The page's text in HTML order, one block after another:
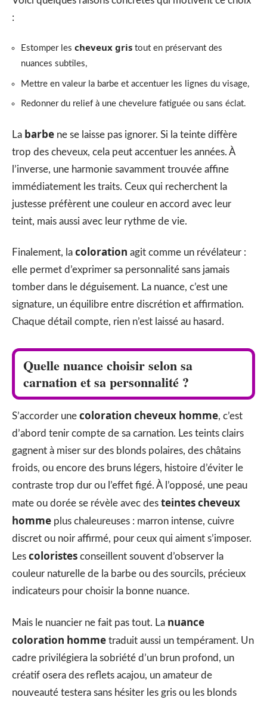
:
Estomper les cheveux gris tout en préservant des
nuances subtiles,
Mettre en valeur la barbe et accentuer les lignes du visage,
Redonner du relief à une chevelure fatiguée ou sans éclat.
La barbe ne se laisse pas ignorer. Si la teinte diffère
trop des cheveux, cela peut accentuer les années. À
l’inverse, une harmonie savamment trouvée affine
immédiatement les traits. Ceux qui recherchent la
justesse préfèrent une couleur en accord avec leur
teint, mais aussi avec leur rythme de vie.
Finalement, la coloration agit comme un révélateur :
elle permet d’exprimer sa personnalité sans jamais
tomber dans le déguisement. La nuance, c’est une
signature, un équilibre entre discrétion et affirmation.
Chaque détail compte, rien n’est laissé au hasard.
Quelle nuance choisir selon sa
carnation et sa personnalité ?
S’accorder une coloration cheveux homme, c’est
d’abord tenir compte de sa carnation. Les teints clairs
gagnent à miser sur des blonds polaires, des châtains
froids, ou encore des bruns légers, histoire d’éviter le
contraste trop dur ou l’effet figé. À l’opposé, une peau
mate ou dorée se révèle avec des teintes cheveux
homme plus chaleureuses : marron intense, cuivre
discret ou noir affirmé, pour ceux qui aiment s’imposer.
Les coloristes conseillent souvent d’observer la
couleur naturelle de la barbe ou des sourcils, précieux
indicateurs pour choisir la bonne nuance.
Mais le nuancier ne fait pas tout. La nuance
coloration homme traduit aussi un tempérament. Un
cadre privilégiera la sobriété d’un brun profond, un
créatif osera des reflets acajou, un amateur de
nouveauté testera sans hésiter les gris ou les blonds